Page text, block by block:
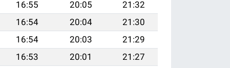
16:55 20:05
21:32
16:54 20:04
21:30
16:54 20:03
21:29
16:53 20:01
21:27